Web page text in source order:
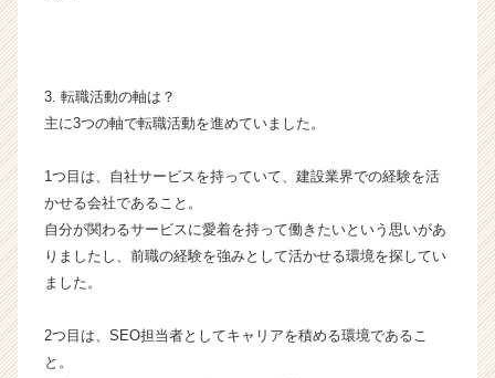
e
3. 転職活動の軸は？
主に3つの軸で転職活動を進めていました。
1つ目は、自社サービスを持っていて、建設業界での経験を活
かせる会社であること。
自分が関わるサービスに愛着を持って働きたいという思いがあ
りましたし、前職の経験を強みとして活かせる環境を探してい
ました。
2つ目は、SEO担当者としてキャリアを積める環境であるこ
と。